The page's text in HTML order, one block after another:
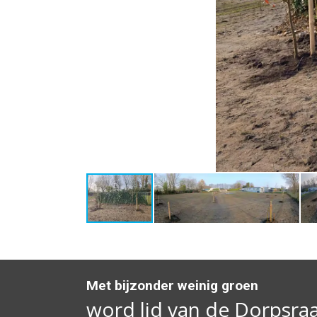
Met bijzonder weinig groen
word lid van de